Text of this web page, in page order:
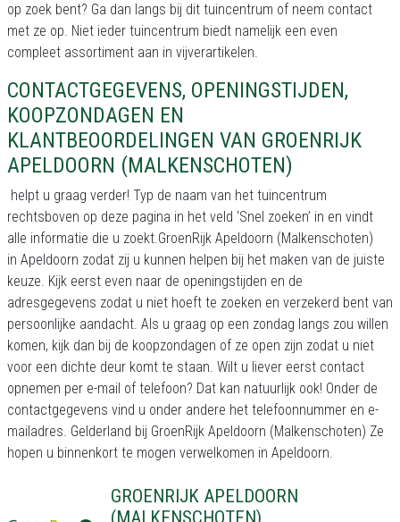
op zoek bent? Ga dan langs bij dit tuincentrum of neem contact
met ze op. Niet ieder tuincentrum biedt namelijk een even
compleet assortiment aan in vijverartikelen.
CONTACTGEGEVENS, OPENINGSTIJDEN,
KOOPZONDAGEN EN
KLANTBEOORDELINGEN VAN GROENRIJK
APELDOORN (MALKENSCHOTEN)
helpt u graag verder! Typ de naam van het tuincentrum
rechtsboven op deze pagina in het veld ‘Snel zoeken’ in en vindt
alle informatie die u zoekt.GroenRijk Apeldoorn (Malkenschoten)
in Apeldoorn zodat zij u kunnen helpen bij het maken van de juiste
keuze. Kijk eerst even naar de openingstijden en de
adresgegevens zodat u niet hoeft te zoeken en verzekerd bent van
persoonlijke aandacht. Als u graag op een zondag langs zou willen
komen, kijk dan bij de koopzondagen of ze open zijn zodat u niet
voor een dichte deur komt te staan. Wilt u liever eerst contact
opnemen per e-mail of telefoon? Dat kan natuurlijk ook! Onder de
contactgegevens vind u onder andere het telefoonnummer en e-
mailadres. Gelderland bij GroenRijk Apeldoorn (Malkenschoten) Ze
hopen u binnenkort te mogen verwelkomen in Apeldoorn.
GROENRIJK APELDOORN
(MALKENSCHOTEN)